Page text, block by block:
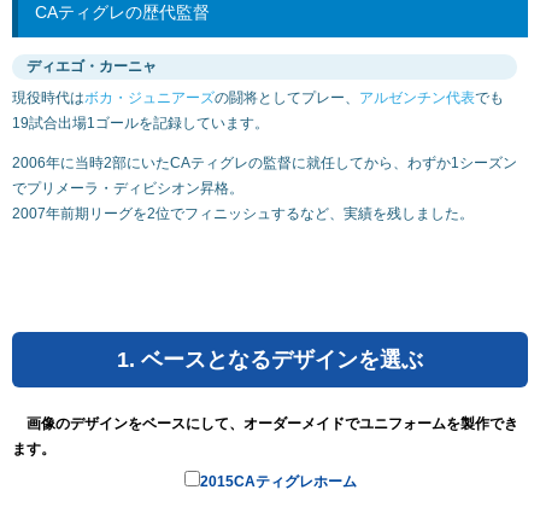
CAティグレの歴代監督
ディエゴ・カーニャ
現役時代はボカ・ジュニアーズの闘将としてプレー、 アルゼンチン代表でも
19試合出場1ゴールを記録しています。
2006年に当時2部にいたCAティグレの監督に就任してから、わずか1シーズン
でプリメーラ・ディビシオン昇格。
2007年前期リーグを2位でフィニッシュするなど、実績を残しました。
1. ベースとなるデザインを選ぶ
画像のデザインをベースにして、オーダーメイドでユニフォームを製作でき
ます。
2015CAティグレホーム